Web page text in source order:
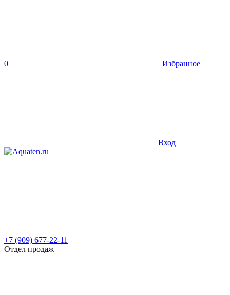
0 Избранное
Вход
+7 (909) 677-22-11
Отдел продаж